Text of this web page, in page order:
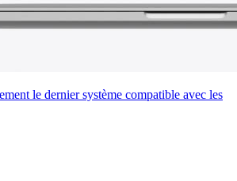
le dernier système compatible avec les